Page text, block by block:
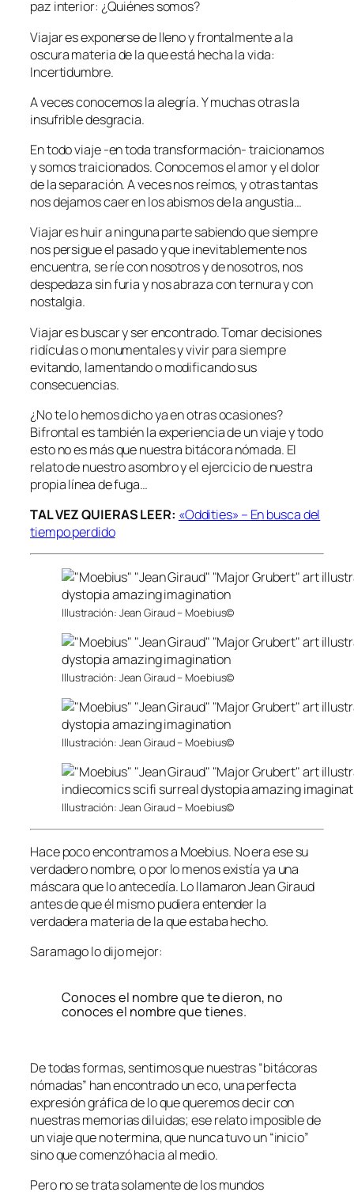
paz interior: ¿Quiénes somos?
Viajar es exponerse de lleno y frontalmente a la
oscura materia de la que está hecha la vida:
Incertidumbre.
A veces conocemos la alegría. Y muchas otras la
insufrible desgracia.
En todo viaje -en toda transformación- traicionamos
y somos traicionados. Conocemos el amor y el dolor
de la separación. A veces nos reímos, y otras tantas
nos dejamos caer en los abismos de la angustia…
Viajar es huir a ninguna parte sabiendo que siempre
nos persigue el pasado y que inevitablemente nos
encuentra, se ríe con nosotros y de nosotros, nos
despedaza sin furia y nos abraza con ternura y con
nostalgia.
Viajar es buscar y ser encontrado. Tomar decisiones
ridículas o monumentales y vivir para siempre
evitando, lamentando o modificando sus
consecuencias.
¿No te lo hemos dicho ya en otras ocasiones?
Bifrontal es también la experiencia de un viaje y todo
esto no es más que nuestra bitácora nómada. El
relato de nuestro asombro y el ejercicio de nuestra
propia línea de fuga…
TAL VEZ QUIERAS LEER: «Oddities» – En busca del
tiempo perdido
Illustración: Jean Giraud – Moebius©
Illustración: Jean Giraud – Moebius©
Illustración: Jean Giraud – Moebius©
Illustración: Jean Giraud – Moebius©
Hace poco encontramos a Moebius. No era ese su
verdadero nombre, o por lo menos existía ya una
máscara que lo antecedía. Lo llamaron Jean Giraud
antes de que él mismo pudiera entender la
verdadera materia de la que estaba hecho.
Saramago lo dijo mejor:
Conoces el nombre que te dieron, no
conoces el nombre que tienes.
De todas formas, sentimos que nuestras “bitácoras
nómadas” han encontrado un eco, una perfecta
expresión gráfica de lo que queremos decir con
nuestras memorias diluidas; ese relato imposible de
un viaje que no termina, que nunca tuvo un “inicio”
sino que comenzó hacia al medio.
Pero no se trata solamente de los mundos